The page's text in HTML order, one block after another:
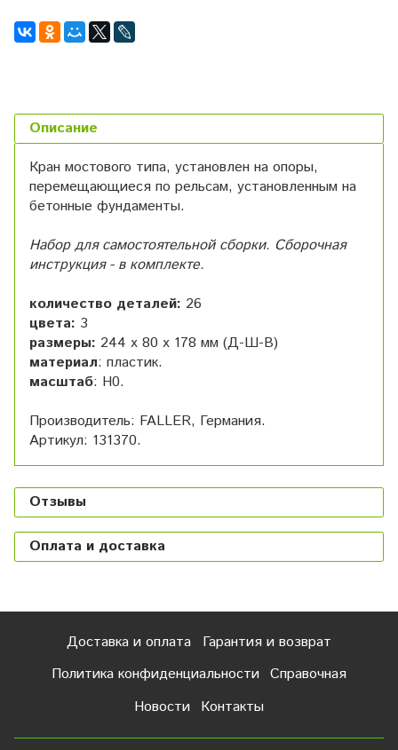
Описание
Кран мостового типа, установлен на опоры,
перемещающиеся по рельсам, установленным на
бетонные фундаменты.
Набор для самостоятельной сборки. Сборочная
инструкция - в комплекте.
количество деталей: 26
цвета: 3
размеры: 244 х 80 х 178 мм (Д-Ш-В)
материал: пластик.
масштаб: H0.
Производитель: FALLER, Германия.
Артикул: 131370.
Отзывы
Оплата и доставка
Доставка и оплата
Гарантия и возврат
Политика конфиденциальности Справочная
Новости Контакты